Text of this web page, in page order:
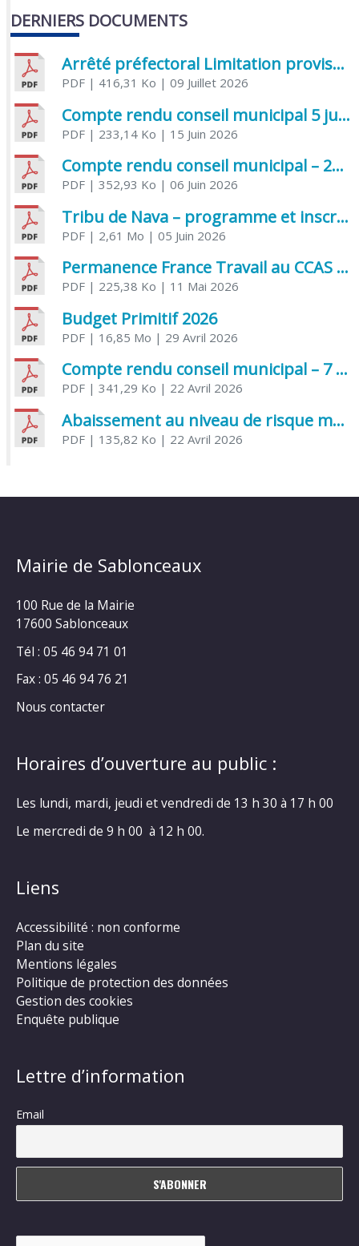
DERNIERS DOCUMENTS
Arrêté préfectoral Limitation provisoire des usages de l’eau
PDF| 416,31 Ko | 09 Juillet 2026
Compte rendu conseil municipal 5 juin 2026 sénatoriale
PDF| 233,14 Ko | 15 Juin 2026
Compte rendu conseil municipal – 21 avril 2026
PDF| 352,93 Ko | 06 Juin 2026
Tribu de Nava – programme et inscriptions été 2026
PDF| 2,61 Mo | 05 Juin 2026
Permanence France Travail au CCAS de Saujon Juin 2026
PDF| 225,38 Ko | 11 Mai 2026
Budget Primitif 2026
PDF| 16,85 Mo | 29 Avril 2026
Compte rendu conseil municipal – 7 avril 2026
PDF| 341,29 Ko | 22 Avril 2026
Abaissement au niveau de risque modéré de l’Influenza aviaire
PDF| 135,82 Ko | 22 Avril 2026
Mairie de Sablonceaux
100 Rue de la Mairie
17600 Sablonceaux
Tél : 05 46 94 71 01
Fax : 05 46 94 76 21
Nous contacter
Horaires d’ouverture au public :
Les lundi, mardi, jeudi et vendredi de 13 h 30 à 17 h 00
Le mercredi de 9 h 00 à 12 h 00.
Liens
Accessibilité : non conforme
Plan du site
Mentions légales
Politique de protection des données
Gestion des cookies
Enquête publique
Lettre d’information
Email